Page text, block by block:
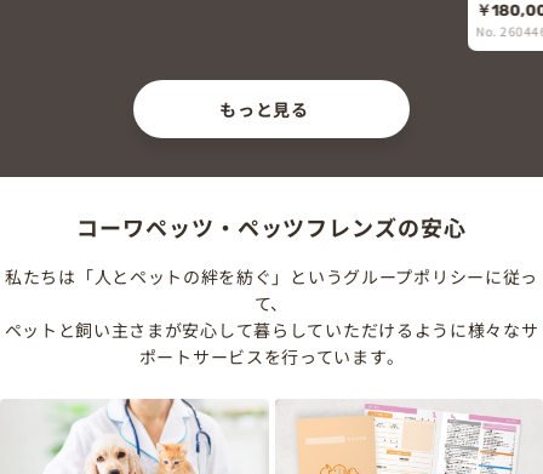
￥
No.
もっと見る
コーワペッツ・ペッツフレンズの安心
私たちは「人とペットの絆を紡ぐ」というグループポリシーに従っ
て、
ペットと飼い主さまが安心して暮らしていただけるように様々なサ
ポートサービスを行っています。